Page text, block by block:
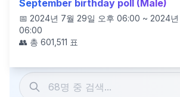
September birthday poll (Male)
📅 2024년 7월 29일 오후 06:00 ~ 2024년
06:00
👥 총 601,511 표